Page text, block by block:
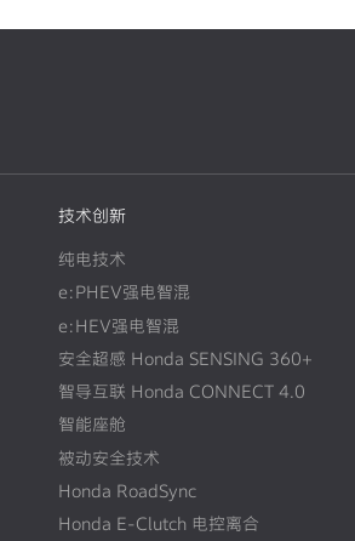
技术创新
纯电技术
e:PHEV强电智混
e:HEV强电智混
安全超感 Honda SENSING 360+
智导互联 Honda CONNECT 4.0
智能座舱
被动安全技术
Honda RoadSync
Honda E-Clutch 电控离合